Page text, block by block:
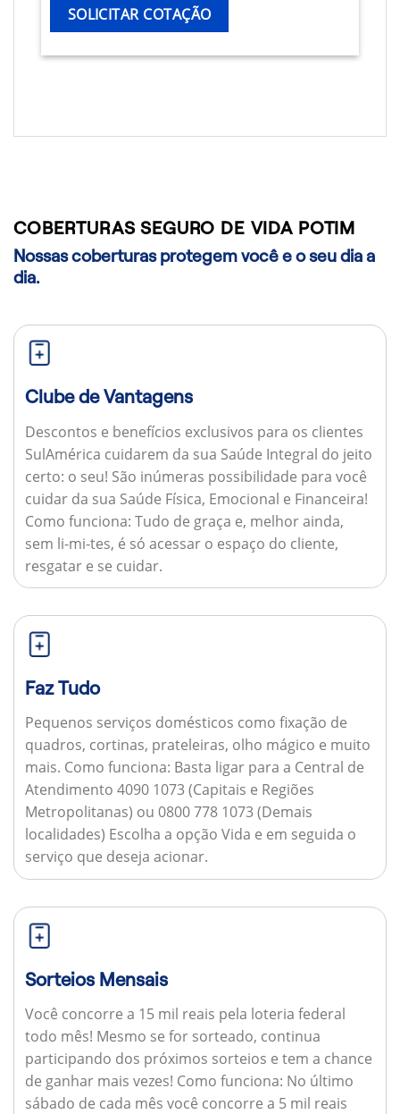
SOLICITAR COTAÇÃO
COBERTURAS SEGURO DE VIDA POTIM
Nossas coberturas protegem você e o seu dia a
dia.
Clube de Vantagens
Descontos e benefícios exclusivos para os clientes
SulAmérica cuidarem da sua Saúde Integral do jeito
certo: o seu! São inúmeras possibilidade para você
cuidar da sua Saúde Física, Emocional e Financeira!
Como funciona: Tudo de graça e, melhor ainda,
sem li-mi-tes, é só acessar o espaço do cliente,
resgatar e se cuidar.
Faz Tudo
Pequenos serviços domésticos como fixação de
quadros, cortinas, prateleiras, olho mágico e muito
mais. Como funciona: Basta ligar para a Central de
Atendimento 4090 1073 (Capitais e Regiões
Metropolitanas) ou 0800 778 1073 (Demais
localidades) Escolha a opção Vida e em seguida o
serviço que deseja acionar.
Sorteios Mensais
Você concorre a 15 mil reais pela loteria federal
todo mês! Mesmo se for sorteado, continua
participando dos próximos sorteios e tem a chance
de ganhar mais vezes! Como funciona: No último
sábado de cada mês você concorre a 5 mil reais